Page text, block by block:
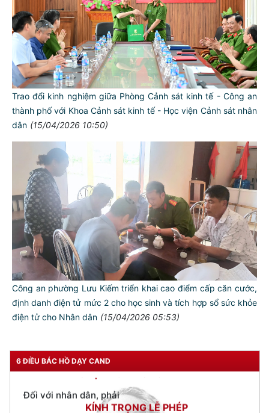
Trao đổi kinh nghiệm giữa Phòng Cảnh sát kinh tế - Công an
thành phố với Khoa Cảnh sát kinh tế - Học viện Cảnh sát nhân
dân (15/04/2026 10:50)
Công an phường Lưu Kiếm triển khai cao điểm cấp căn cước,
định danh điện tử mức 2 cho học sinh và tích hợp sổ sức khỏe
điện tử cho Nhân dân (15/04/2026 05:53)
6 ĐIỀU BÁC HỒ DẠY CAND
TƯ CÁCH
NGƯỜI CÔNG AN CÁCH MỆNH LÀ:
Đối với tự mình, phải
CẦN, KIỆM, LIÊM, CHÍNH
Đối với đồng sự, phải
THÂN ÁI GIÚP ĐỠ
Đối với chính phủ, phải
Đối với nhân dân, phải
KÍNH TRỌNG LỄ PHÉP
TẬN TỤY